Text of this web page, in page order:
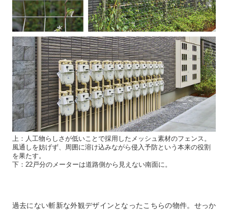
上：人工物らしさが低いことで採用したメッシュ素材のフェンス。
風通しを妨げず、周囲に溶け込みながら侵入予防という本来の役割
を果たす。
下：22戸分のメーターは道路側から見えない南面に。
過去にない斬新な外観デザインとなったこちらの物件。せっか